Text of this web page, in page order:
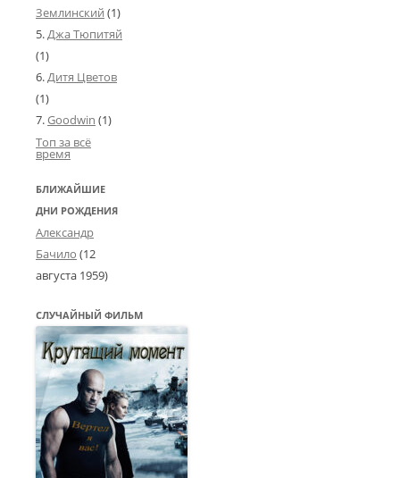
Землинский (1)
Джа Тюпитяй
(1)
Дитя Цветов
(1)
Goodwin (1)
Топ за всё
время
БЛИЖАЙШИЕ
ДНИ РОЖДЕНИЯ
Александр
Бачило (12
августа 1959)
СЛУЧАЙНЫЙ ФИЛЬМ